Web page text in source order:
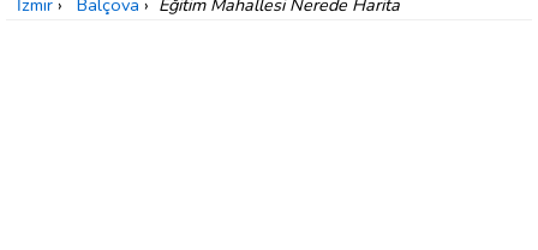
İzmir › Balçova › Eğitim Mahallesi Nerede Harita